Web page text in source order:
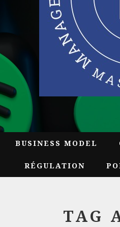
BUSINESS MODEL
RÉGULATION
TAG